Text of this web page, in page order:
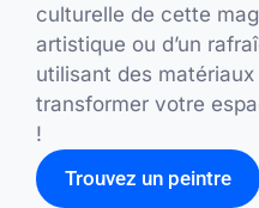
culturelle de cette
artistique ou d’un
utilisant des
transformer votre
!
Trouvez un peintre